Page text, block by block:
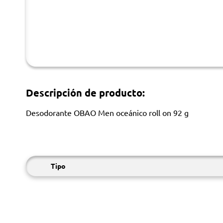
Descripción de producto:
Desodorante OBAO Men oceánico roll on 92 g
Tipo